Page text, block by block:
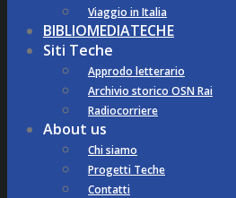
Viaggio in Italia
BIBLIOMEDIATECHE
Siti Teche
Approdo letterario
Archivio storico OSN Rai
Radiocorriere
About us
Chi siamo
Progetti Teche
Contatti